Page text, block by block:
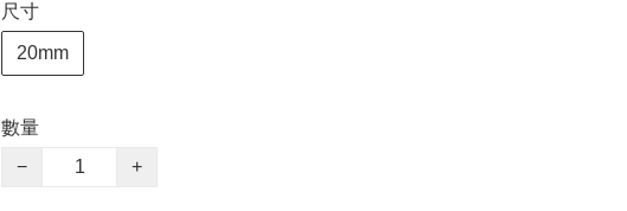
尺寸
20mm
數量
−
+